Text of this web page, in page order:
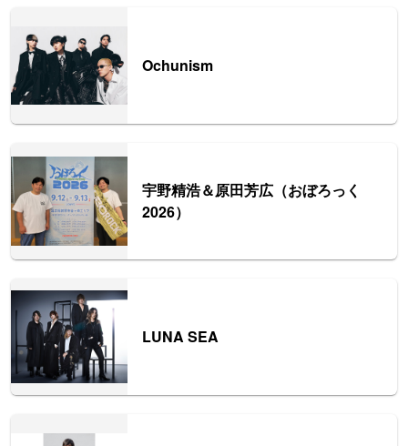
Ochunism
宇野精浩＆原田芳広（おぼろっく
2026）
LUNA SEA